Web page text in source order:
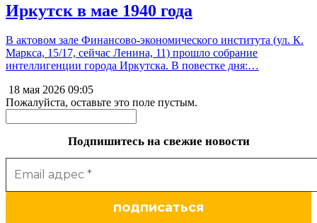
Иркутск в мае 1940 года
В актовом зале Финансово-экономического института (ул. К.
Маркса, 15/17, сейчас Ленина, 11) прошло собрание
интеллигенции города Иркутска. В повестке дня:…
18 мая 2026 09:05
Пожалуйста, оставьте это поле пустым.
Подпишитесь на свежие новости